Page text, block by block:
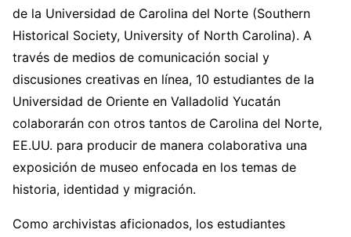
de la Universidad de Carolina del Norte (Southern
Historical Society, University of North Carolina). A
través de medios de comunicación social y
discusiones creativas en línea, 10 estudiantes de la
Universidad de Oriente en Valladolid Yucatán
colaborarán con otros tantos de Carolina del Norte,
EE.UU. para producir de manera colaborativa una
exposición de museo enfocada en los temas de
historia, identidad y migración.
Como archivistas aficionados, los estudiantes